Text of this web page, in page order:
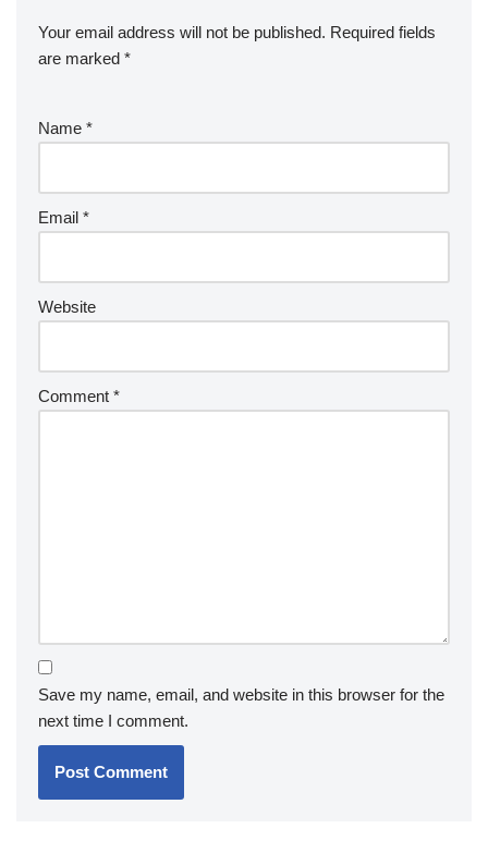
Your email address will not be published. Required fields
are marked *
Name *
Email *
Website
Comment *
Save my name, email, and website in this browser for the
next time I comment.